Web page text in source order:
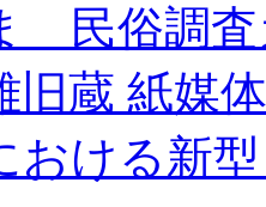
民俗調査
旧蔵 紙媒
おける新